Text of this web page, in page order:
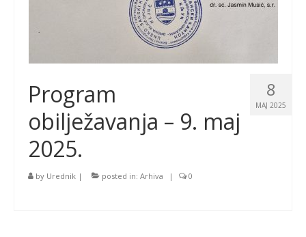
8
MAJ 2025
Program
obilježavanja – 9. maj
2025.
by Urednik | posted in: Arhiva | 0